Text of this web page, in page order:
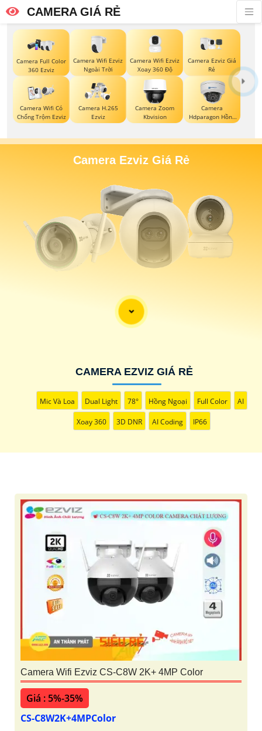
CAMERA GIÁ RẺ
Camera Full Color
360 Ezviz
Camera Wifi Ezviz
Ngoài Trời
Camera Wifi Ezviz
Xoay 360 Độ
Camera Ezviz Giá
Rẻ
Camera Wifi Có
Chống Trộm Ezviz
Camera H.265
Ezviz
Camera Zoom
Kbvision
Camera
Hdparagon Hồng
Ngoại
Camera Ezviz Giá Rẻ
'
CAMERA EZVIZ GIÁ RẺ
Mic Và Loa Dual Light 78° Hồng Ngoại Full Color AI
Xoay 360 3D DNR AI Coding IP66
Camera Wifi Ezviz CS-C8W 2K+ 4MP Color
Giá : 5%-35%
CS-C8W2K+4MPColor